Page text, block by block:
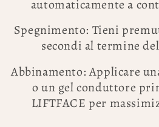
automaticamente a
Spegnimento: Tieni
secondi al termine
Abbinamento: Applicare
o un gel conduttore
LIFTFACE per